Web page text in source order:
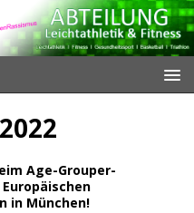
Age-Grouper-
in München!